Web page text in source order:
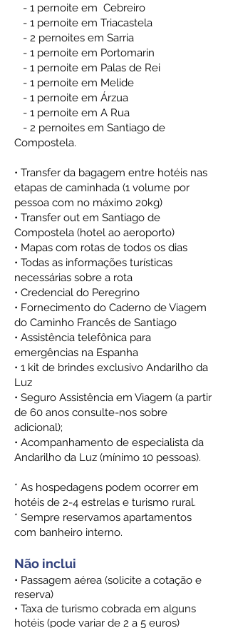
- 1 pernoite em Cebreiro
- 1 pernoite em Triacastela
- 2 pernoites em Sarria
- 1 pernoite em Portomarin
- 1 pernoite em Palas de Rei
- 1 pernoite em Melide
- 1 pernoite em Árzua
- 1 pernoite em A Rua
- 2 pernoites em Santiago de
Compostela.
• Transfer da bagagem entre hotéis nas
etapas de caminhada (1 volume por
pessoa com no máximo 20kg)
• Transfer out em Santiago de
Compostela (hotel ao aeroporto)
• Mapas com rotas de todos os dias
• Todas as informações turísticas
necessárias sobre a rota
• Credencial do Peregrino
• Fornecimento do Caderno de Viagem
do Caminho Francês de Santiago
• Assistência telefônica para
emergências na Espanha
• 1 kit de brindes exclusivo Andarilho da
Luz
• Seguro Assistência em Viagem (a partir
de 60 anos consulte-nos sobre
adicional);
• Acompanhamento de especialista da
Andarilho da Luz (mínimo 10 pessoas).
* As hospedagens podem ocorrer em
hotéis de 2-4 estrelas e turismo rural.
* Sempre reservamos apartamentos
com banheiro interno.
Não inclui
• Passagem aérea (solicite a cotação e
reserva)
• Taxa de turismo cobrada em alguns
hotéis (pode variar de 2 a 5 euros)